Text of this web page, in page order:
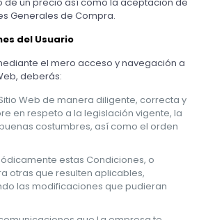
Generales de Compra.
del Usuario
el mero acceso y navegación a
deberás:
Web de manera diligente, correcta y
en respeto a la legislación vigente, la
costumbres, así como el orden
estas Condiciones, o
otras que resulten aplicables,
las modificaciones que pudieran